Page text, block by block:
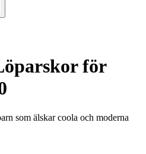
för
som älskar coola och moderna